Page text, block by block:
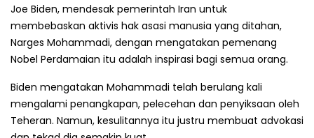
Joe Biden, mendesak pemerintah Iran untuk
membebaskan aktivis hak asasi manusia yang ditahan,
Narges Mohammadi, dengan mengatakan pemenang
Nobel Perdamaian itu adalah inspirasi bagi semua orang.
Biden mengatakan Mohammadi telah berulang kali
mengalami penangkapan, pelecehan dan penyiksaan oleh
Teheran. Namun, kesulitannya itu justru membuat advokasi